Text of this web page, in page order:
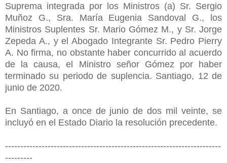
Suprema integrada por los Ministros (a) Sr. Sergio
Muñoz G., Sra. María Eugenia Sandoval G., los
Ministros Suplentes Sr. Mario Gómez M., y Sr. Jorge
Zepeda A., y el Abogado Integrante Sr. Pedro Pierry
A. No firma, no obstante haber concurrido al acuerdo
de la causa, el Ministro señor Gómez por haber
terminado su periodo de suplencia. Santiago, 12 de
junio de 2020.
En Santiago, a once de junio de dos mil veinte, se
incluyó en el Estado Diario la resolución precedente.
-----------------------------------------------------------------------
---------